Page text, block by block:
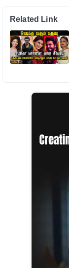
Related Link